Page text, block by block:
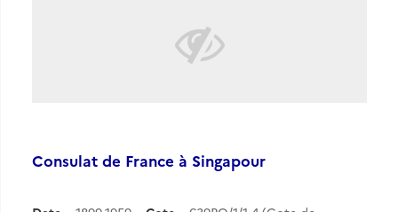
Consulat de France à Singapour